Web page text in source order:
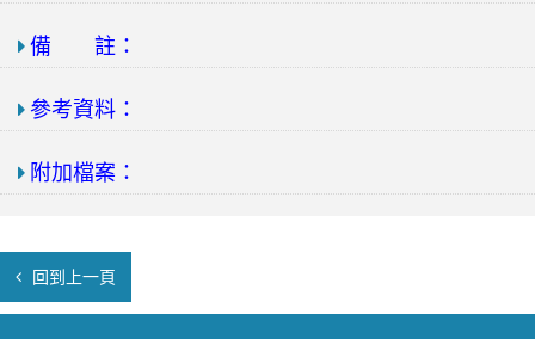
備 註：
參考資料：
附加檔案：
回到上一頁